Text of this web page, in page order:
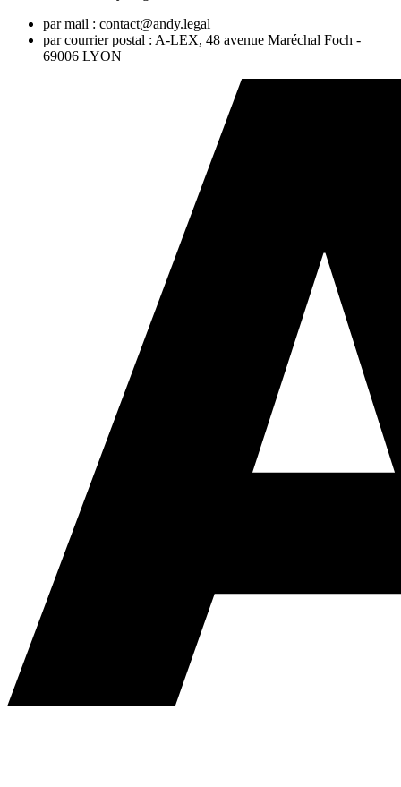
Avocats indépendants
Des outils collaboratifs pour faire grandir votre structure
Grands cabinets
Pour les grandes structures, Andy Legal est une
solution essentielle pour répondre aux besoins
complexes.
par mail : contact@andy.legal
par courrier postal : A-LEX, 48 avenue Maréchal Foch -
69006 LYON